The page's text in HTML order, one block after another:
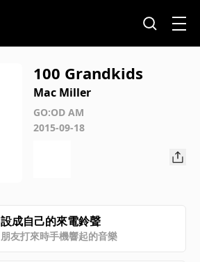
100 Grandkids
Mac Miller
GO:OD AM
2015-09-18
設成自己的來電鈴聲
朋友打來時手機響起的音樂